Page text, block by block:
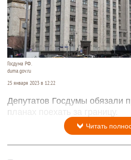
Госдума РФ.
duma.gov.ru
25 января 2023 в 12:22
Депутатов Госдумы обязали
планах поехать за границу.
Читать